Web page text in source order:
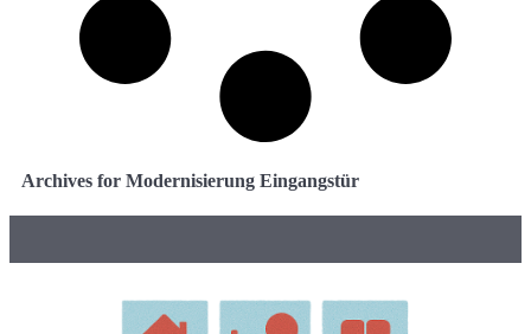
Archives for Modernisierung Eingangstür